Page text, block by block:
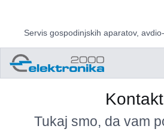
Servis gospodinjskih aparatov,
Kontakt
Tukaj smo, da vam